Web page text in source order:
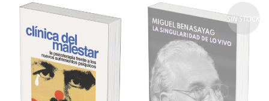
SIN STOCK